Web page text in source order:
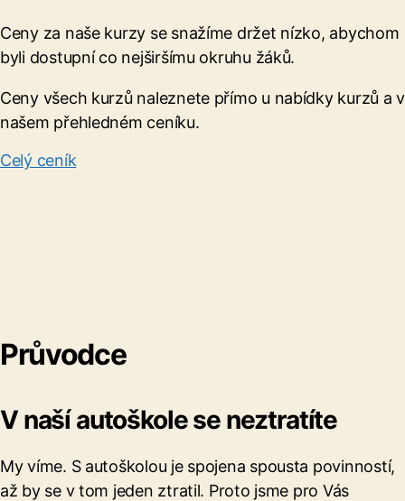
Ceny za naše kurzy se snažíme držet nízko, abychom
byli dostupní co nejširšímu okruhu žáků.
Ceny všech kurzů naleznete přímo u nabídky kurzů a v
našem přehledném ceníku.
Celý ceník
Průvodce
V naší autoškole se neztratíte
My víme. S autoškolou je spojena spousta povinností,
až by se v tom jeden ztratil. Proto jsme pro Vás